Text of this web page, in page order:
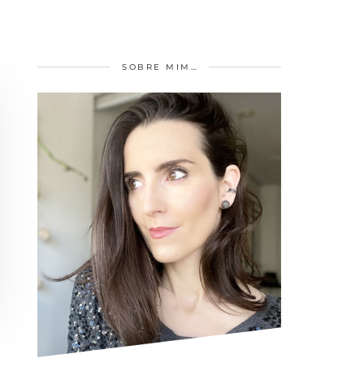
SOBRE MIM…